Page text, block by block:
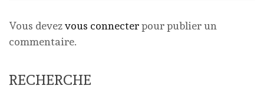
Vous devezvous connecterpour publier un
commentaire.
RECHERCHE